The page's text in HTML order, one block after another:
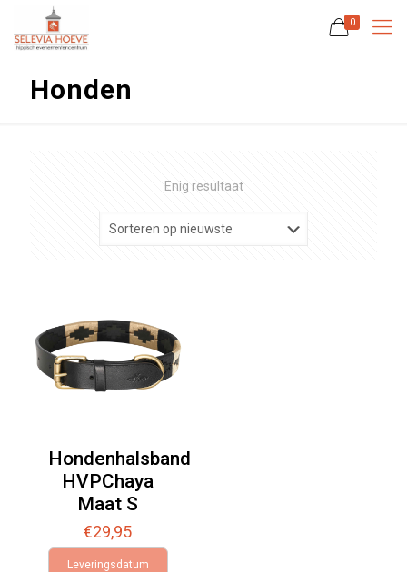
0
Honden
Enig resultaat
Hondenhalsband
HVPChaya
Maat S
€29,95
Leveringsdatum